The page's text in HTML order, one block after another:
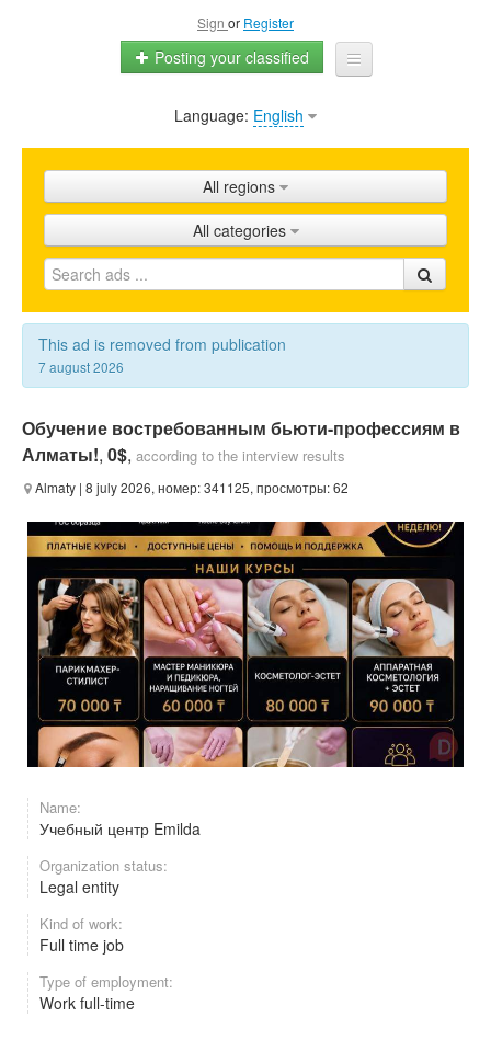
Sign or Register
Posting your classified
Home
Shops
Promotion
FAQ
Blog
Language: English
All regions
All categories
This ad is removed from publication
7 august 2026
Обучение востребованным бьюти-профессиям в
Алматы!, 0$, according to the interview results
Almaty | 8 july 2026, номер: 341125, просмотры: 62
Name:
Учебный центр Emilda
Organization status:
Legal entity
Kind of work:
Full time job
Type of employment:
Work full-time